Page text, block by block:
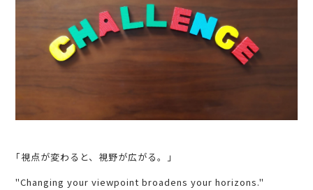
｢視点が変わると、視野が広がる。｣
"Changing your viewpoint broadens your horizons."